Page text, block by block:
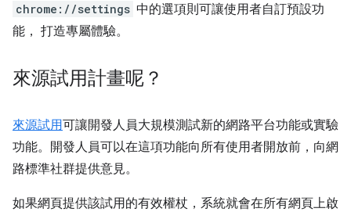
chrome://settings 中的選項則可讓使用者自訂預設功
能， 打造專屬體驗。
來源試用計畫呢？
來源試用可讓開發人員大規模測試新的網路平台功能或實驗
功能。開發人員可以在這項功能向所有使用者開放前，向網
路標準社群提供意見。
如果網頁提供該試用的有效權杖，系統就會在所有網頁上啟